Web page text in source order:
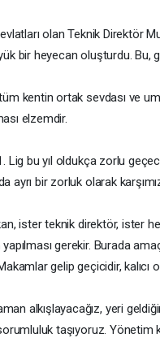
olan Teknik Direktör
bir heyecan oluşturdu. Bu,
kentin ortak sevdası ve
elzemdir.
Lig bu yıl oldukça zorlu
ayrı bir zorluk olarak
ister teknik direktör, ister
gerekir. Burada
gelip geçicidir, kalıcı
alkışlayacağız, yeri
taşıyoruz. Yönetim